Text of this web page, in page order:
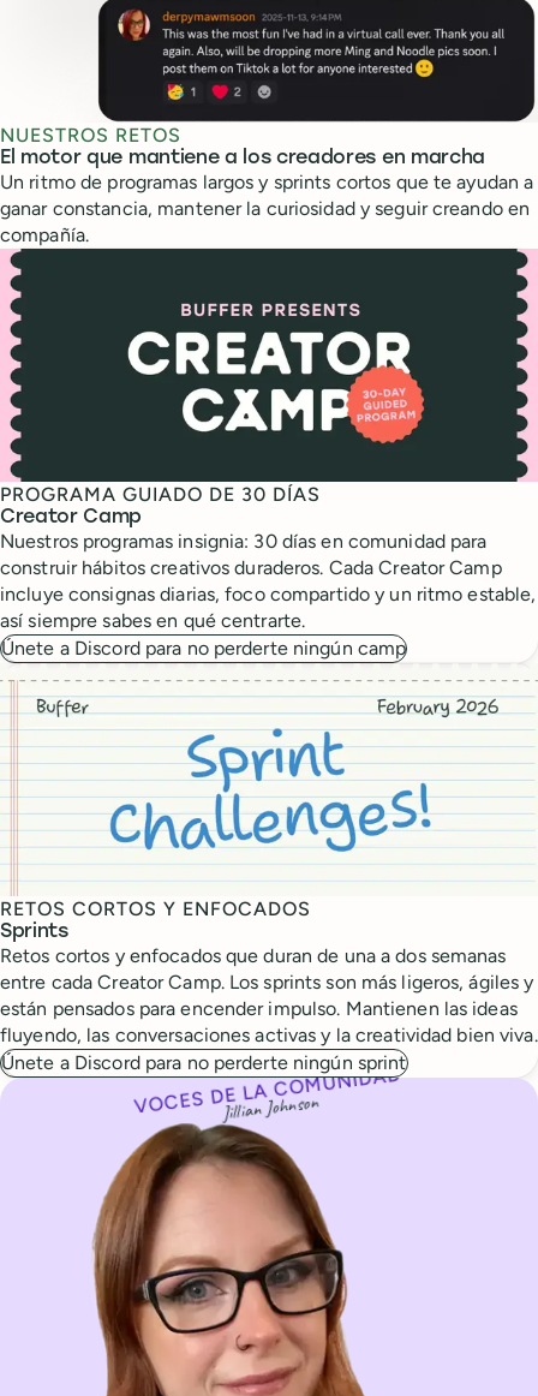
NUESTROS RETOS
El motor que mantiene a los creadores en marcha
Un ritmo de programas largos y sprints cortos que te ayudan a
ganar constancia, mantener la curiosidad y seguir creando en
compañía.
Creator Camp
PROGRAMA GUIADO DE 30 DÍAS
Nuestros programas insignia: 30 días en comunidad para
construir hábitos creativos duraderos. Cada Creator Camp
incluye consignas diarias, foco compartido y un ritmo estable,
así siempre sabes en qué centrarte.
Únete a Discord para no perderte ningún camp
Sprints
RETOS CORTOS Y ENFOCADOS
Retos cortos y enfocados que duran de una a dos semanas
entre cada Creator Camp. Los sprints son más ligeros, ágiles y
están pensados para encender impulso. Mantienen las ideas
fluyendo, las conversaciones activas y la creatividad bien viva.
Únete a Discord para no perderte ningún sprint
Voces de la comunidadVOCES DE LA COMUNIDAD
Jillian Johnson